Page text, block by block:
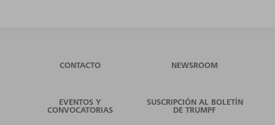
CONTACTO NEWSROOM
EVENTOS Y
CONVOCATORIAS
SUSCRIPCIÓN AL BOLETÍN
DE TRUMPF